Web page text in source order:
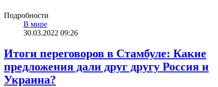
Подробности
В мире
30.03.2022 09:26
Итоги переговоров в Стамбуле: Какие
предложения дали друг другу Россия и
Украина?